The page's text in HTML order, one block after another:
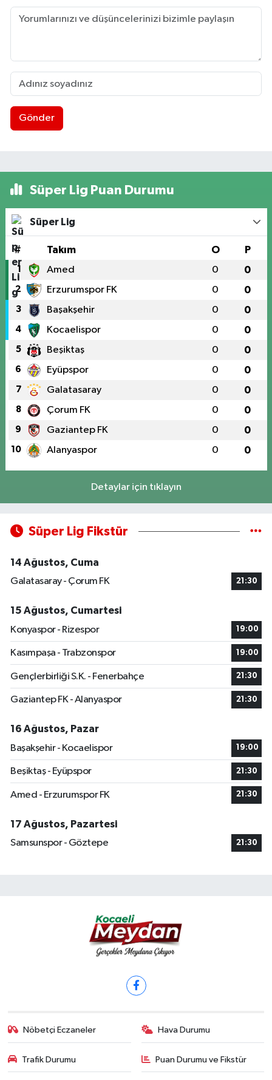
Gönder
Süper Lig Puan Durumu
Süper Lig
# Takım O P
1 Amed 0 0
2 Erzurumspor FK 0 0
3 Başakşehir 0 0
4 Kocaelispor 0 0
5 Beşiktaş 0 0
6 Eyüpspor 0 0
7 Galatasaray 0 0
8 Çorum FK 0 0
9 Gaziantep FK 0 0
10 Alanyaspor 0 0
Detaylar için tıklayın
Süper Lig Fikstür
14 Ağustos, Cuma
Galatasaray - Çorum FK
21:30
15 Ağustos, Cumartesi
Konyaspor - Rizespor
19:00
Kasımpaşa - Trabzonspor 19:00
Gençlerbirliği S.K. - Fenerbahçe 21:30
Gaziantep FK - Alanyaspor 21:30
16 Ağustos, Pazar
Başakşehir - Kocaelispor
19:00
Beşiktaş - Eyüpspor 21:30
Amed - Erzurumspor FK 21:30
17 Ağustos, Pazartesi
Samsunspor - Göztepe
21:30
Nöbetçi Eczaneler Hava Durumu
Trafik Durumu Puan Durumu ve Fikstür